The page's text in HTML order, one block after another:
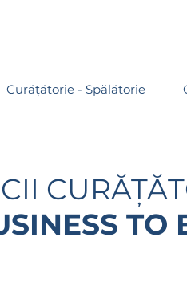
Curățătorie - Spălătorie
TO